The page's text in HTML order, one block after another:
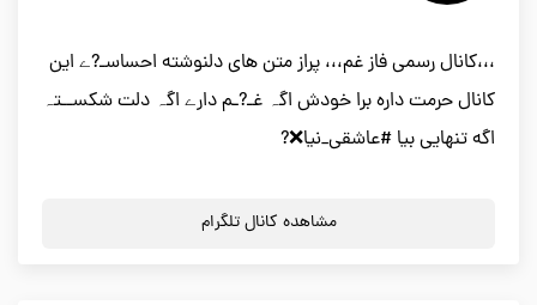
،،،کانال رسمی فاز غم،،، پراز متن های دلنوشته احساسـ?ے این
کانال حرمت داره برا خودش اگہ غـ?ـم دارے اگہ دلت شکســتہ
اگه تنهایی بیا #عاشقی_نیا❌?
مشاهده کانال تلگرام